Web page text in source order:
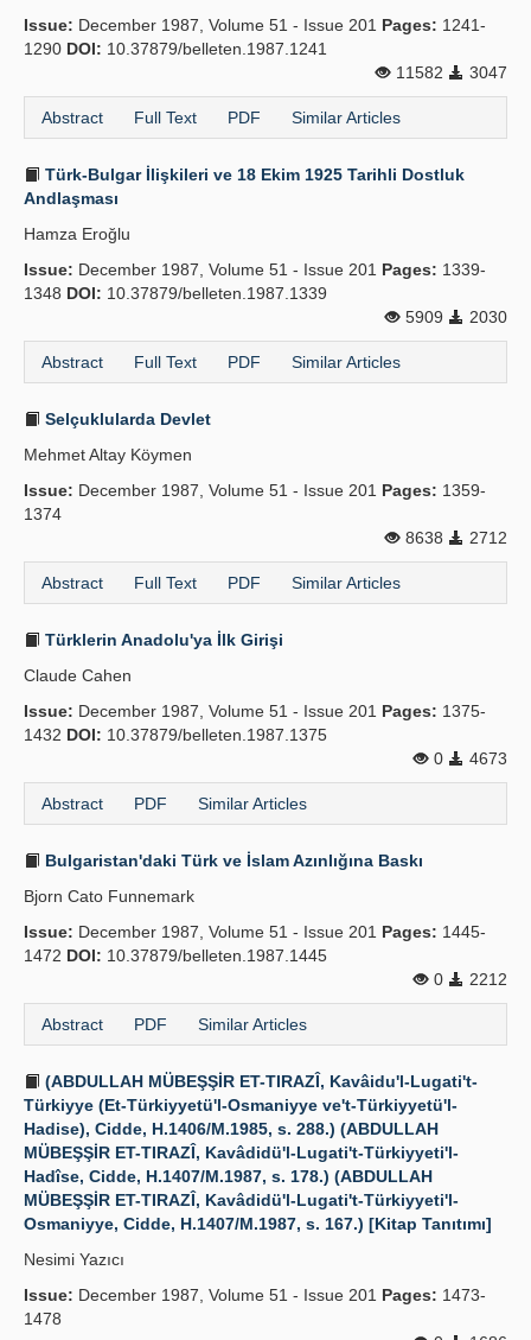
Issue: December 1987, Volume 51 - Issue 201 Pages: 1241-
1290 DOI: 10.37879/belleten.1987.1241
11582
3047
Abstract Full Text PDF Similar Articles
Türk-Bulgar İlişkileri ve 18 Ekim 1925 Tarihli Dostluk
Andlaşması
Hamza Eroğlu
Issue: December 1987, Volume 51 - Issue 201 Pages: 1339-
1348 DOI: 10.37879/belleten.1987.1339
5909
2030
Abstract Full Text PDF Similar Articles
Selçuklularda Devlet
Mehmet Altay Köymen
Issue: December 1987, Volume 51 - Issue 201 Pages: 1359-
1374
8638
2712
Abstract Full Text PDF Similar Articles
Türklerin Anadolu'ya İlk Girişi
Claude Cahen
Issue: December 1987, Volume 51 - Issue 201 Pages: 1375-
1432 DOI: 10.37879/belleten.1987.1375
0
4673
Abstract PDF Similar Articles
Bulgaristan'daki Türk ve İslam Azınlığına Baskı
Bjorn Cato Funnemark
Issue: December 1987, Volume 51 - Issue 201 Pages: 1445-
1472 DOI: 10.37879/belleten.1987.1445
0
2212
Abstract PDF Similar Articles
(ABDULLAH MÜBEŞŞİR ET-TIRAZÎ, Kavâidu'l-Lugati't-
Türkiyye (Et-Türkiyyetü'l-Osmaniyye ve't-Türkiyyetü'l-
Hadise), Cidde, H.1406/M.1985, s. 288.) (ABDULLAH
MÜBEŞŞİR ET-TIRAZÎ, Kavâdidü'l-Lugati't-Türkiyyeti'l-
Hadîse, Cidde, H.1407/M.1987, s. 178.) (ABDULLAH
MÜBEŞŞİR ET-TIRAZÎ, Kavâdidü'l-Lugati't-Türkiyyeti'l-
Osmaniyye, Cidde, H.1407/M.1987, s. 167.) [Kitap Tanıtımı]
Nesimi Yazıcı
Issue: December 1987, Volume 51 - Issue 201 Pages: 1473-
1478